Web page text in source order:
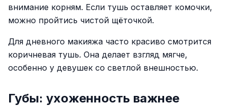
внимание корням. Если тушь оставляет комочки,
можно пройтись чистой щёточкой.
Для дневного макияжа часто красиво смотрится
коричневая тушь. Она делает взгляд мягче,
особенно у девушек со светлой внешностью.
Губы: ухоженность важнее